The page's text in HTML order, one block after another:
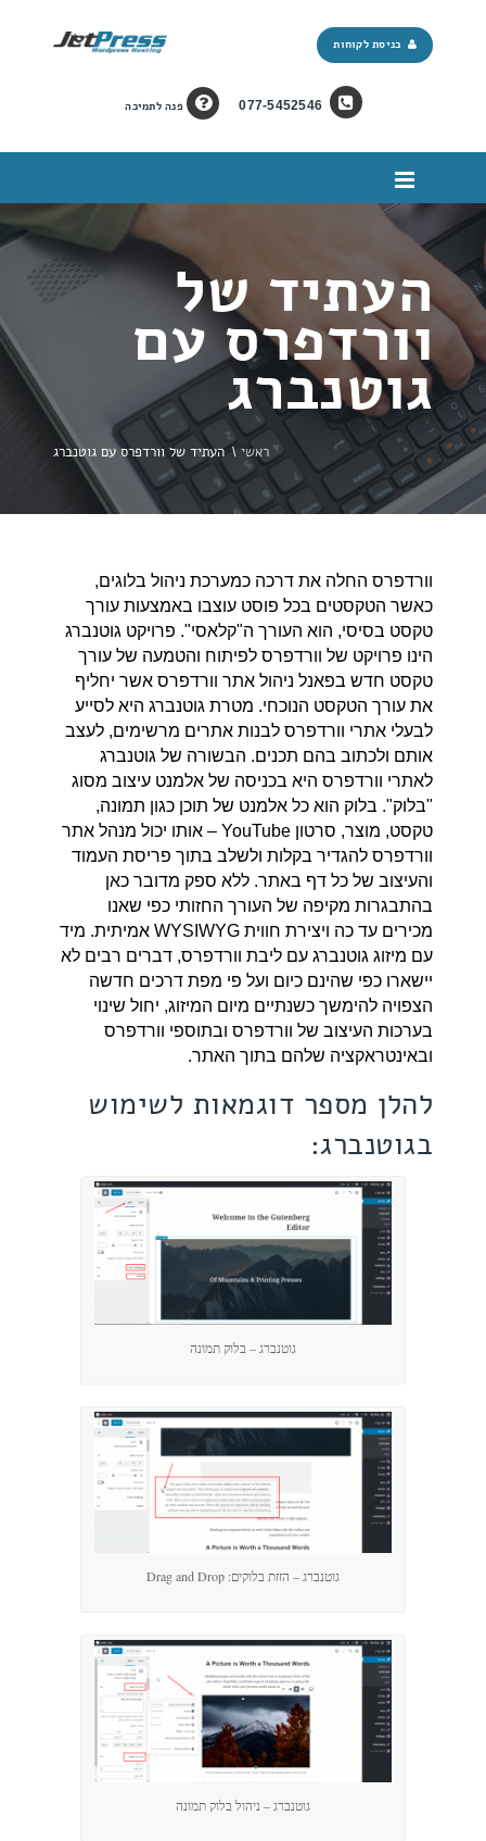
077-5452546 פנה לתמיכה
כניסת לקוחות
העתיד של
וורדפרס עם
גוטנברג
ראשי \ העתיד של וורדפרס עם גוטנברג
וורדפרס החלה את דרכה כמערכת ניהול בלוגים,
כאשר הטקסטים בכל פוסט עוצבו באמצעות עורך
טקסט בסיסי, הוא העורך ה"קלאסי". פרויקט גוטנברג
הינו פרויקט של וורדפרס לפיתוח והטמעה של עורך
טקסט חדש בפאנל ניהול אתר וורדפרס אשר יחליף
את עורך הטקסט הנוכחי. מטרת גוטנברג היא לסייע
לבעלי אתרי וורדפרס לבנות אתרים מרשימים, לעצב
אותם ולכתוב בהם תכנים. הבשורה של גוטנברג
לאתרי וורדפרס היא בכניסה של אלמנט עיצוב מסוג
"בלוק". בלוק הוא כל אלמנט של תוכן כגון תמונה,
טקסט, מוצר, סרטון YouTube – אותו יכול מנהל אתר
וורדפרס להגדיר בקלות ולשלב בתוך פריסת העמוד
והעיצוב של כל דף באתר. ללא ספק מדובר כאן
בהתבגרות מקיפה של העורך החזותי כפי שאנו
מכירים עד כה ויצירת חווית WYSIWYG אמיתית. מיד
עם מיזוג גוטנברג עם ליבת וורדפרס, דברים רבים לא
יישארו כפי שהינם כיום ועל פי מפת דרכים חדשה
הצפויה להימשך כשנתיים מיום המיזוג, יחול שינוי
בערכות העיצוב של וורדפרס ובתוספי וורדפרס
ובאינטראקציה שלהם בתוך האתר.
להלן מספר דוגמאות לשימוש
בגוטנברג:
גוטנברג – בלוק תמונה
גוטנברג – הזזת בלוקים: Drag and Drop
גוטנברג – ניהול בלוק תמונה